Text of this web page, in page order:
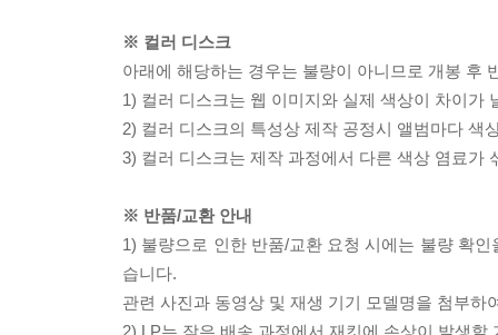
※ 컬러 디스크
아래에 해당하는 경우는 불량이 아니므로 개봉 후
1) 컬러 디스크는 웹 이미지와 실제 색상이 차이가
2) 컬러 디스크의 특성상 제작 공정시 앨범마다 색
3) 컬러 디스크는 제작 과정에서 다른 색상 염료가
※ 반품/교환 안내
1) 불량으로 인한 반품/교환 요청 시에는 불량 확
습니다.
관련 사진과 동영상 및 재생 기기 모델명을 첨부하
2) LP는 잦은 배송 과정에서 재킷에 손상이 발생